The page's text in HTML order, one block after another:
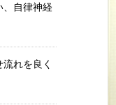
、自律神経
れを良く